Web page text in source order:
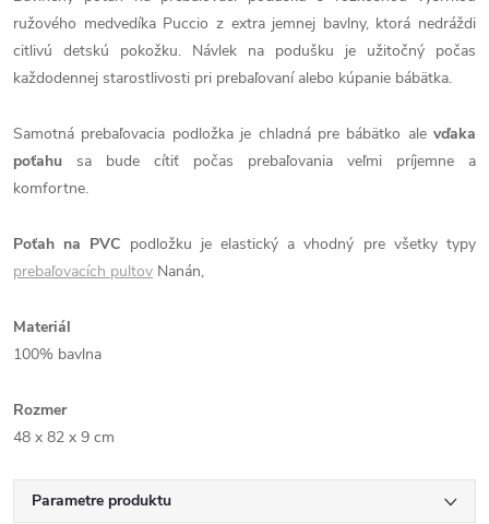
ružového medvedíka Puccio z extra jemnej bavlny, ktorá nedráždi
citlivú detskú pokožku. Návlek na podušku je užitočný počas
každodennej starostlivosti pri prebaľovaní alebo kúpanie bábätka.
Samotná prebaľovacia podložka je chladná pre bábätko ale vďaka
poťahu sa bude cítiť počas prebaľovania veľmi príjemne a
komfortne.
Poťah na PVC podložku je elastický a vhodný pre všetky typy
prebaľovacích pultov Nanán,
Materiál
100% bavlna
Rozmer
48 x 82 x 9 cm
Parametre produktu